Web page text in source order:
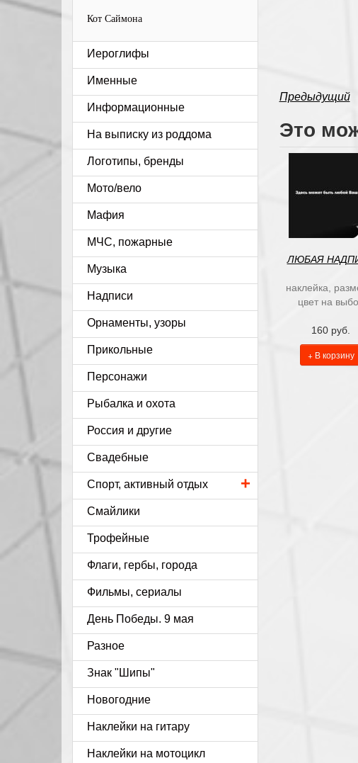
Предыдущий
Это
ЛЮБАЯ
наклейка,
цвет на
160 руб.
+ В корзину
Кот Саймона
Иероглифы
Именные
Информационные
На выписку из роддома
Логотипы, бренды
Мото/вело
Мафия
МЧС, пожарные
Музыка
Надписи
Орнаменты, узоры
Прикольные
Персонажи
Рыбалка и охота
Россия и другие
Свадебные
+
Спорт, активный отдых
Смайлики
Трофейные
Флаги, гербы, города
Фильмы, сериалы
День Победы. 9 мая
Разное
Знак "Шипы"
Новогодние
Наклейки на гитару
Наклейки на мотоцикл